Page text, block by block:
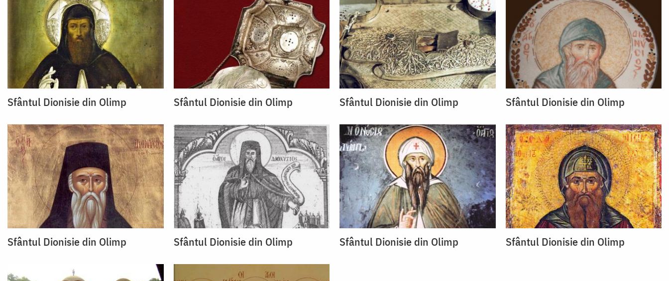
Sfântul Dionisie din Olimp Sfântul Dionisie din Olimp Sfântul Dionisie din Olimp Sfântul Dionisie din Olimp
Sfântul Dionisie din Olimp Sfântul Dionisie din Olimp Sfântul Dionisie din Olimp Sfântul Dionisie din Olimp